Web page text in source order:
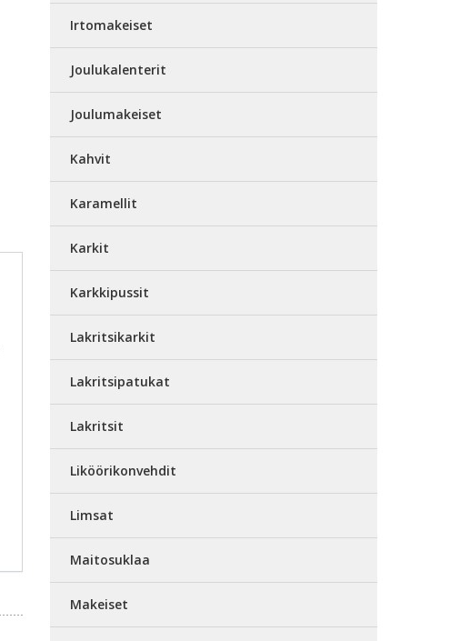
Irtomakeiset
Joulukalenterit
Joulumakeiset
Kahvit
Karamellit
Karkit
Karkkipussit
Lakritsikarkit
Lakritsipatukat
Lakritsit
Liköörikonvehdit
Limsat
Maitosuklaa
Makeiset